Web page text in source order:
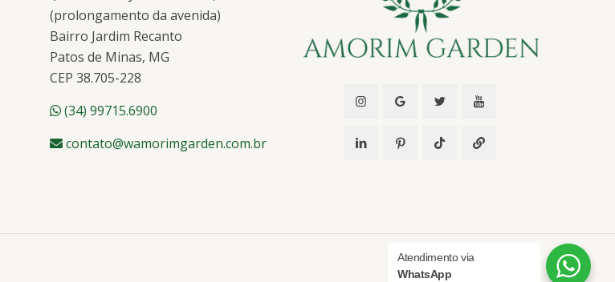
(prolongamento da avenida)
Bairro Jardim Recanto
Patos de Minas, MG
CEP 38.705-228
(34) 99715.6900
contato@wamorimgarden.com.br
Atendimento via
WhatsApp